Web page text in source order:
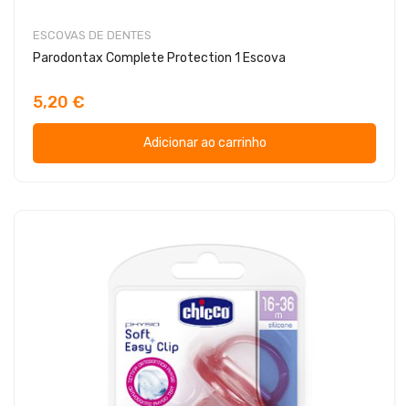
ESCOVAS DE DENTES
Parodontax Complete Protection 1 Escova
5,20 €
Adicionar ao carrinho